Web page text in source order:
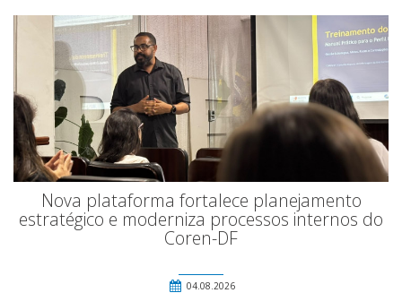
Nova plataforma fortalece planejamento
estratégico e moderniza processos internos do
Coren-DF
04.08.2026